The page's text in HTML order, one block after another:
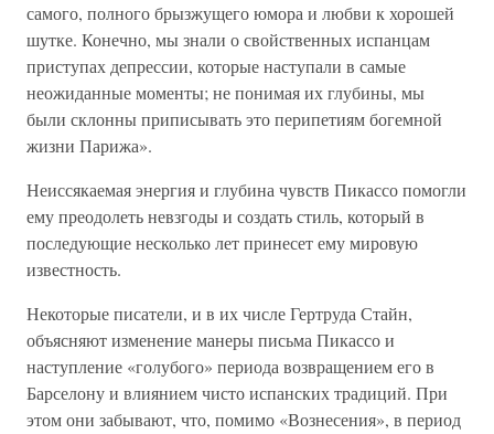
самого, полного брызжущего юмора и любви к хорошей
шутке. Конечно, мы знали о свойственных испанцам
приступах депрессии, которые наступали в самые
неожиданные моменты; не понимая их глубины, мы
были склонны приписывать это перипетиям богемной
жизни Парижа».
Неиссякаемая энергия и глубина чувств Пикассо помогли
ему преодолеть невзгоды и создать стиль, который в
последующие несколько лет принесет ему мировую
известность.
Некоторые писатели, и в их числе Гертруда Стайн,
объясняют изменение манеры письма Пикассо и
наступление «голубого» периода возвращением его в
Барселону и влиянием чисто испанских традиций. При
этом они забывают, что, помимо «Вознесения», в период